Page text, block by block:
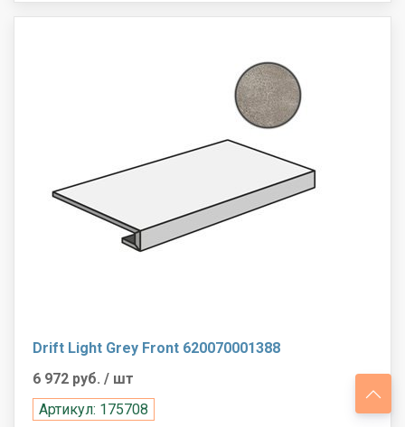
Drift Light Grey Front 620070001388
6 972 руб. / шт
Артикул: 175708